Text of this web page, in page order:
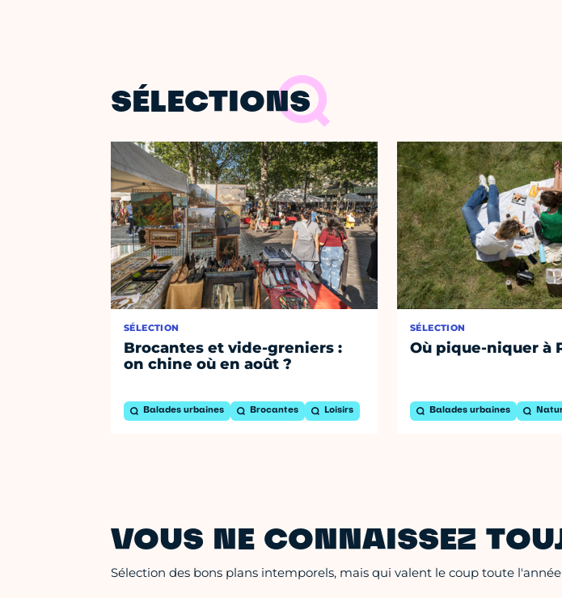
SÉLECTIONS
SÉLECTION
Brocantes et vide-greniers :
on chine où en août ?
Balades urbaines Brocantes Loisirs
SÉLECTION
Où pique-niquer à
Balades urbaines
VOUS NE CONNAISSEZ
Sélection des bons plans intemporels, mais qui valent le coup toute l'année